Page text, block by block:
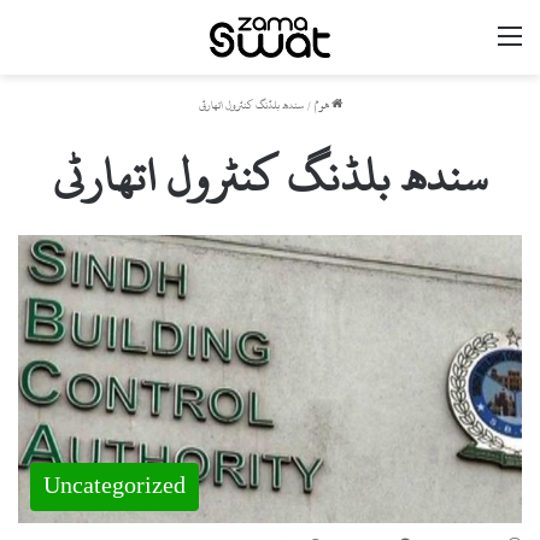
ھوم / سندھ بلڈنگ کنٹرول اتھارٹی
سندھ بلڈنگ کنٹرول اتھارٹی
Uncategorized